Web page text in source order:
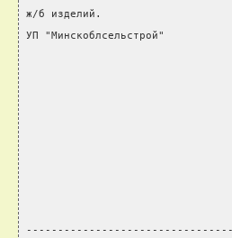
ж/б изделий.
УП "Минскоблсельстрой"